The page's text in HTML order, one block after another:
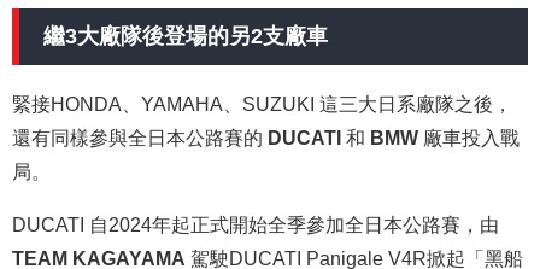
繼3大廠隊後登場的另2支廠車
緊接HONDA、YAMAHA、SUZUKI 這三大日系廠隊之後，
還有同樣參與全日本公路賽的 DUCATI 和 BMW 廠車投入戰
局。
DUCATI 自2024年起正式開始全季參加全日本公路賽，由
TEAM KAGAYAMA 駕駛DUCATI Panigale V4R掀起「黑船